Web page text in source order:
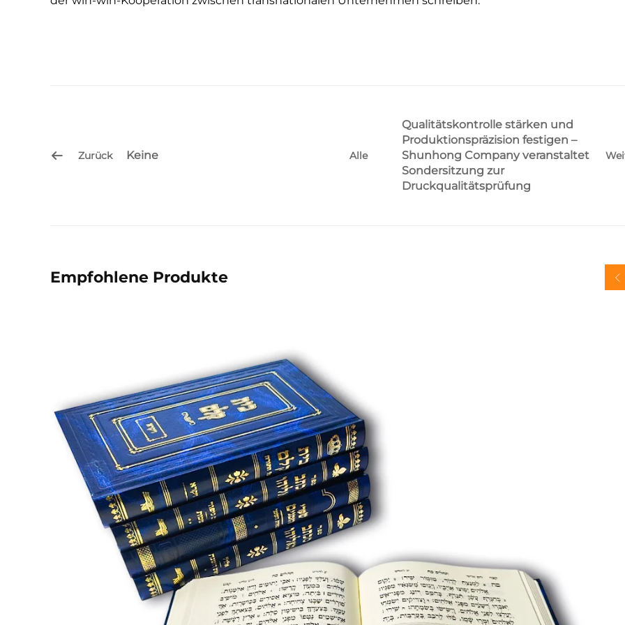
Zurück Keine Alle
Qualitätskontrolle stärken und
Produktionspräzision festigen –
Shunhong Company veranstaltet
Sondersitzung zur
Druckqualitätsprüfung
Empfohlene Produkte